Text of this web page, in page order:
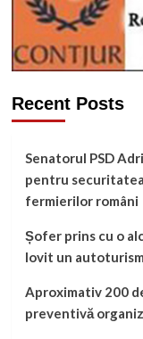
Recent Posts
Senatorul PSD
pentru
fermierilor români
Șofer prins cu o
lovit un
Aproximativ 200
preventivă